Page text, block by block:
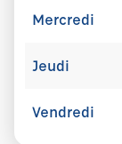
Mercredi
Jeudi
Vendredi